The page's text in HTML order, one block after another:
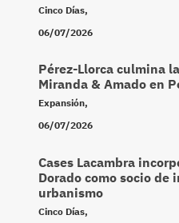
Cinco Días,
06/07/2026
Pérez-Llorca culmina
Miranda & Amado en
Expansión,
06/07/2026
Cases Lacambra
Dorado como socio de
urbanismo
Cinco Días,